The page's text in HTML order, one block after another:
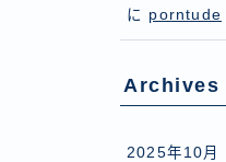
に porntude
Archives
2025年10月